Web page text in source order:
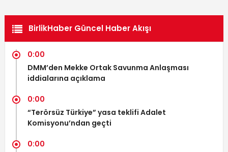
BirlikHaber Güncel Haber Akışı
0:00
DMM’den Mekke Ortak Savunma Anlaşması
iddialarına açıklama
0:00
“Terörsüz Türkiye” yasa teklifi Adalet
Komisyonu’ndan geçti
0:00